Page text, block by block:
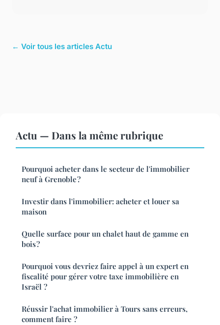
← Voir tous les articles Actu
Actu — Dans la même rubrique
Pourquoi acheter dans le secteur de l'immobilier
neuf à Grenoble ?
Investir dans l'immobilier: acheter et louer sa
maison
Quelle surface pour un chalet haut de gamme en
bois ?
Pourquoi vous devriez faire appel à un expert en
fiscalité pour gérer votre taxe immobilière en
Israël ?
Réussir l'achat immobilier à Tours sans erreurs,
comment faire ?